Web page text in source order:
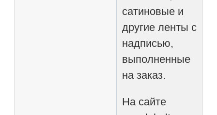
сатиновые и
другие ленты с
надписью,
выполненные
на заказ.
На сайте